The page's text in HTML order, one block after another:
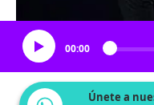
00:00
Únete a